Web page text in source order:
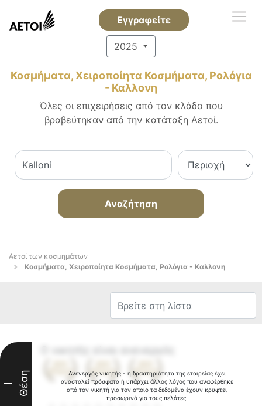
Εγγραφείτε
2025
Κοσμήματα, Χειροποίητα Κοσμήματα, Ρολόγια
- Καλλονη
Όλες οι επιχειρήσεις από τον κλάδο που
βραβεύτηκαν από την κατάταξη Αετοί.
Αναζήτηση
Αετοί των κοσμημάτων
Κοσμήματα, Χειροποίητα Κοσμήματα, Ρολόγια - Καλλονη
Ανενεργός νικητής - η δραστηριότητα της εταιρείας έχει
ανασταλεί πρόσφατα ή υπάρχει άλλος λόγος που αναφέρθηκε
από τον νικητή για τον οποίο τα δεδομένα έχουν κρυφτεί
προσωρινά για τους πελάτες.
I Θέση